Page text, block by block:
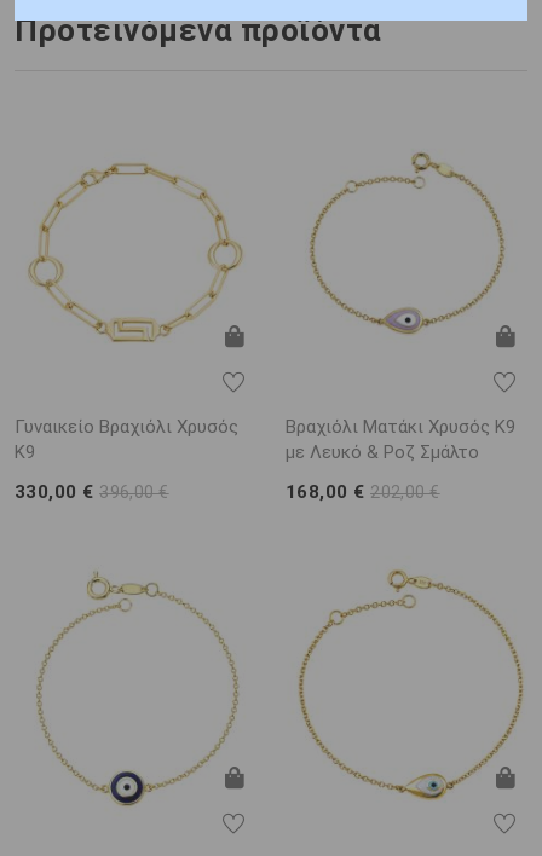
Προτεινόμενα προϊόντα
Γυναικείο Βραχιόλι Χρυσός
K9
330,00 €396,00 €
Βραχιόλι Ματάκι Χρυσός Κ9
με Λευκό & Ροζ Σμάλτο
168,00 €202,00 €